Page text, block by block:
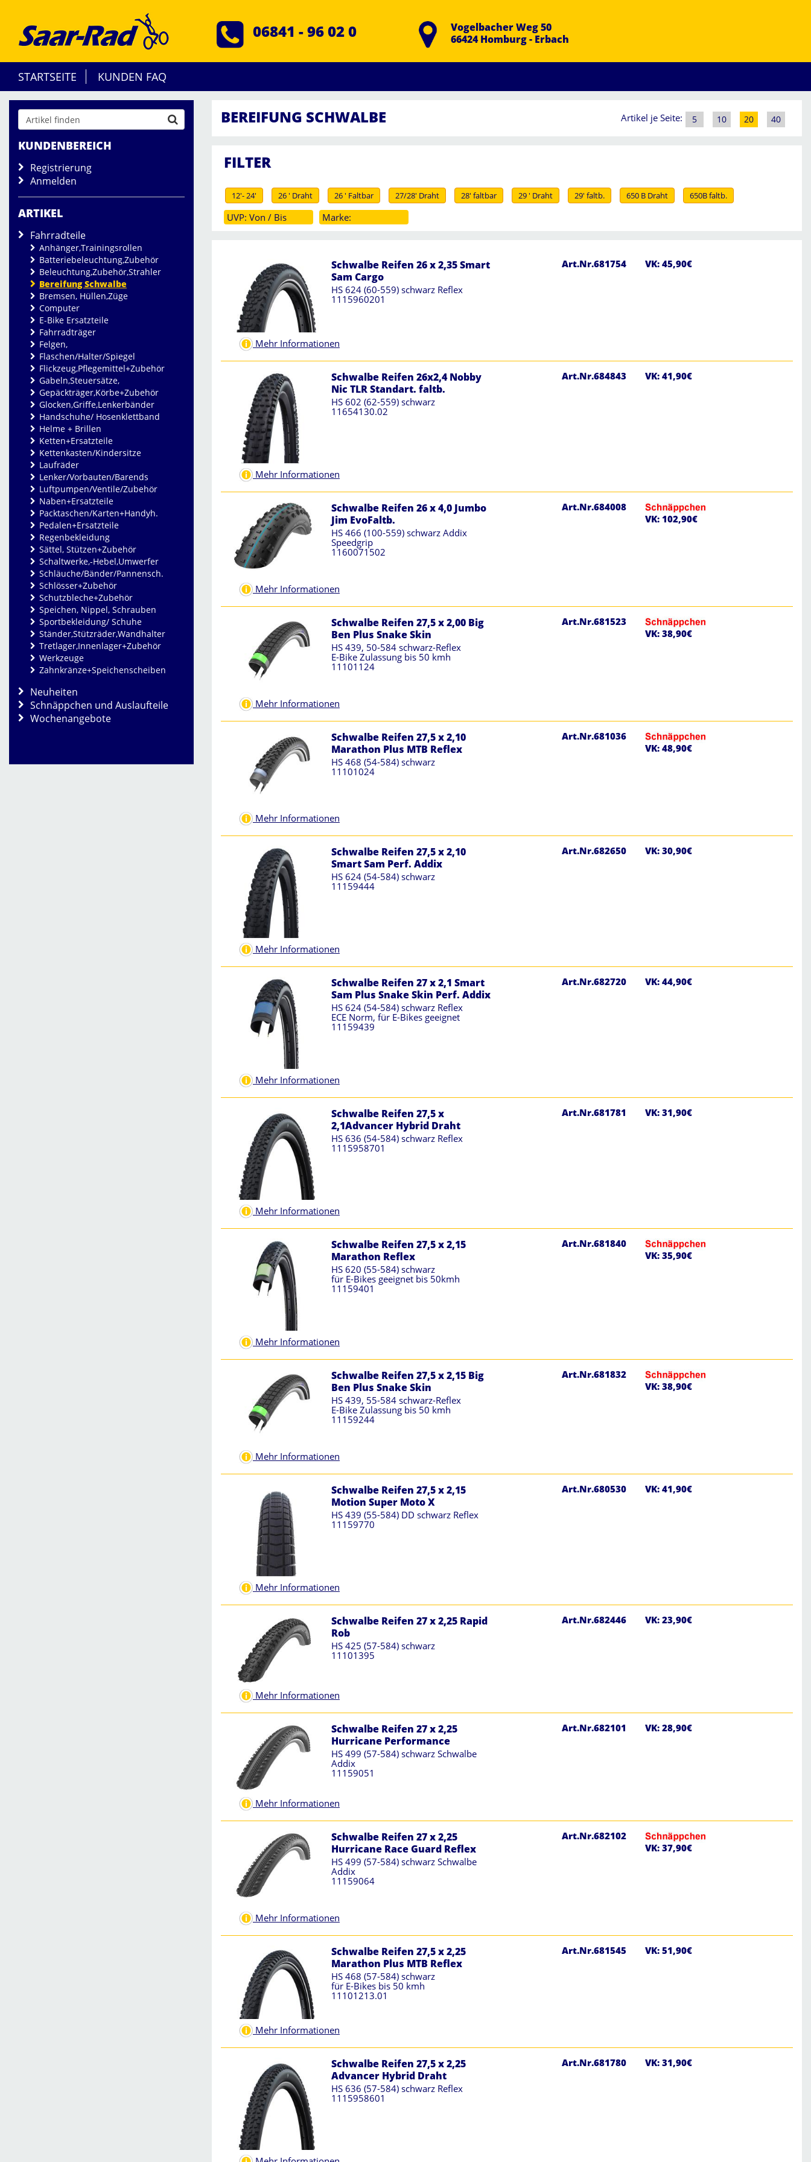
06841 - 96 02 0
Vogelbacher Weg 50
66424 Homburg - Erbach
STARTSEITE KUNDEN FAQ
KUNDENBEREICH
Registrierung
Anmelden
ARTIKEL
Fahrradteile
Anhänger,Trainingsrollen
Batteriebeleuchtung,Zubehör
Beleuchtung,Zubehör,Strahler
Bereifung Schwalbe
Bremsen, Hüllen,Züge
Computer
E-Bike Ersatzteile
Fahrradträger
Felgen,
Flaschen/Halter/Spiegel
Flickzeug,Pflegemittel+Zubehör
Gabeln,Steuersätze,
Gepäckträger,Körbe+Zubehör
Glocken,Griffe,Lenkerbänder
Handschuhe/ Hosenklettband
Helme + Brillen
Ketten+Ersatzteile
Kettenkasten/Kindersitze
Laufräder
Lenker/Vorbauten/Barends
Luftpumpen/Ventile/Zubehör
Naben+Ersatzteile
Packtaschen/Karten+Handyh.
Pedalen+Ersatzteile
Regenbekleidung
Sättel, Stützen+Zubehör
Schaltwerke,-Hebel,Umwerfer
Schläuche/Bänder/Pannensch.
Schlösser+Zubehör
Schutzbleche+Zubehör
Speichen, Nippel, Schrauben
Sportbekleidung/ Schuhe
Ständer,Stützräder,Wandhalter
Tretlager,Innenlager+Zubehör
Werkzeuge
Zahnkränze+Speichenscheiben
Neuheiten
Schnäppchen und Auslaufteile
Wochenangebote
BEREIFUNG SCHWALBE Artikel je Seite: 5 10 20 40
FILTER
12'- 24' 26 ' Draht 26 ' Faltbar 27/28' Draht 28' faltbar 29 ' Draht 29' faltb. 650 B Draht 650B faltb.
UVP: Von / Bis Marke:
Schwalbe Reifen 26 x 2,35 Smart
Sam Cargo
HS 624 (60-559) schwarz Reflex
1115960201
Art.Nr.681754 VK: 45,90€
Mehr Informationen
Schwalbe Reifen 26x2,4 Nobby
Nic TLR Standart. faltb.
HS 602 (62-559) schwarz
11654130.02
Art.Nr.684843 VK: 41,90€
Mehr Informationen
Schwalbe Reifen 26 x 4,0 Jumbo
Jim EvoFaltb.
HS 466 (100-559) schwarz Addix
Speedgrip
1160071502
Art.Nr.684008
VK: 102,90€
Mehr Informationen
Schwalbe Reifen 27,5 x 2,00 Big
Ben Plus Snake Skin
HS 439, 50-584 schwarz-Reflex
E-Bike Zulassung bis 50 kmh
11101124
Art.Nr.681523
VK: 38,90€
Mehr Informationen
Schwalbe Reifen 27,5 x 2,10
Marathon Plus MTB Reflex
HS 468 (54-584) schwarz
11101024
Art.Nr.681036
VK: 48,90€
Mehr Informationen
Schwalbe Reifen 27,5 x 2,10
Smart Sam Perf. Addix
HS 624 (54-584) schwarz
11159444
Art.Nr.682650 VK: 30,90€
Mehr Informationen
Schwalbe Reifen 27 x 2,1 Smart
Sam Plus Snake Skin Perf. Addix
HS 624 (54-584) schwarz Reflex
ECE Norm, für E-Bikes geeignet
11159439
Art.Nr.682720 VK: 44,90€
Mehr Informationen
Schwalbe Reifen 27,5 x
2,1Advancer Hybrid Draht
HS 636 (54-584) schwarz Reflex
1115958701
Art.Nr.681781 VK: 31,90€
Mehr Informationen
Schwalbe Reifen 27,5 x 2,15
Marathon Reflex
HS 620 (55-584) schwarz
für E-Bikes geeignet bis 50kmh
11159401
Art.Nr.681840
VK: 35,90€
Mehr Informationen
Schwalbe Reifen 27,5 x 2,15 Big
Ben Plus Snake Skin
HS 439, 55-584 schwarz-Reflex
E-Bike Zulassung bis 50 kmh
11159244
Art.Nr.681832
VK: 38,90€
Mehr Informationen
Schwalbe Reifen 27,5 x 2,15
Motion Super Moto X
HS 439 (55-584) DD schwarz Reflex
11159770
Art.Nr.680530 VK: 41,90€
Mehr Informationen
Schwalbe Reifen 27 x 2,25 Rapid
Rob
HS 425 (57-584) schwarz
11101395
Art.Nr.682446 VK: 23,90€
Mehr Informationen
Schwalbe Reifen 27 x 2,25
Hurricane Performance
HS 499 (57-584) schwarz Schwalbe
Addix
11159051
Art.Nr.682101 VK: 28,90€
Mehr Informationen
Schwalbe Reifen 27 x 2,25
Hurricane Race Guard Reflex
HS 499 (57-584) schwarz Schwalbe
Addix
11159064
Art.Nr.682102
VK: 37,90€
Mehr Informationen
Schwalbe Reifen 27,5 x 2,25
Marathon Plus MTB Reflex
HS 468 (57-584) schwarz
für E-Bikes bis 50 kmh
11101213.01
Art.Nr.681545 VK: 51,90€
Mehr Informationen
Schwalbe Reifen 27,5 x 2,25
Advancer Hybrid Draht
HS 636 (57-584) schwarz Reflex
1115958601
Art.Nr.681780 VK: 31,90€